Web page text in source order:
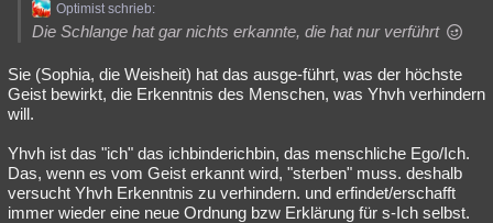
Optimist schrieb:
Die Schlange hat gar nichts erkannte, die hat nur verführt
Sie (Sophia, die Weisheit) hat das ausge-führt, was der höchste
Geist bewirkt, die Erkenntnis des Menschen, was Yhvh verhindern
will.
Yhvh ist das "ich" das ichbinderichbin, das menschliche Ego/Ich.
Das, wenn es vom Geist erkannt wird, "sterben" muss. deshalb
versucht Yhvh Erkenntnis zu verhindern. und erfindet/erschafft
immer wieder eine neue Ordnung bzw Erklärung für s-Ich selbst.